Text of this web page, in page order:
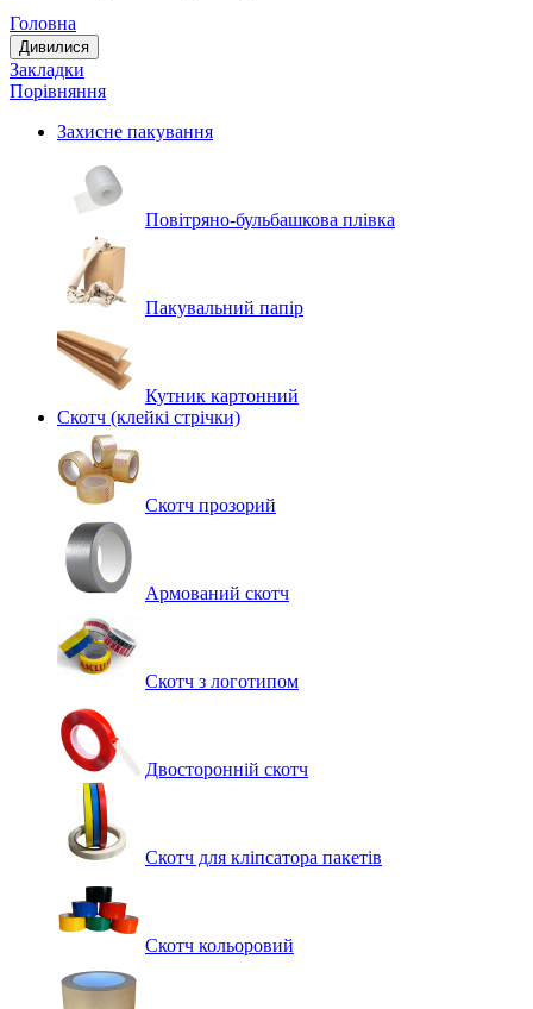
Головна
Дивилися
Закладки
Порівняння
Захисне пакування
Повітряно-бульбашкова плівка
Пакувальний папір
Кутник картонний
Скотч (клейкі стрічки)
Скотч прозорий
Армований скотч
Скотч з логотипом
Двосторонній скотч
Скотч для кліпсатора пакетів
Скотч кольоровий